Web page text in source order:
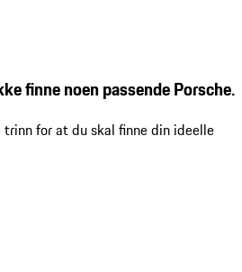
finne noen passende Porsche.
for at du skal finne din ideelle